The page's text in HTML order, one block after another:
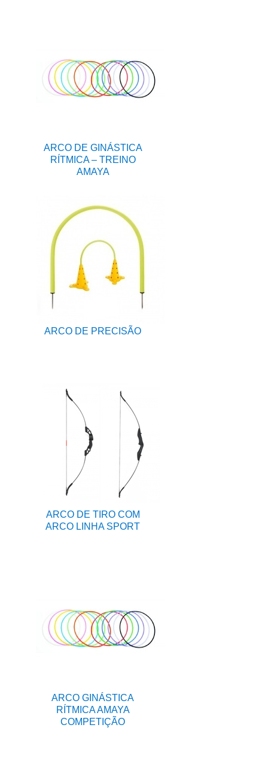
ARCO DE GINÁSTICA
RÍTMICA – TREINO
AMAYA
ARCO DE PRECISÃO
ARCO DE TIRO COM
ARCO LINHA SPORT
ARCO GINÁSTICA
RÍTMICA AMAYA
COMPETIÇÃO